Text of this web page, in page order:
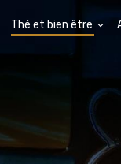
Thé et bien être